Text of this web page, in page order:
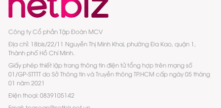
Công ty Cổ phần Tập Đoàn MCV
Địa chỉ: 18bis/22/11 Nguyễn Thị Minh Khai, phường Đa Kao, quận 1,
Thành phố Hồ Chí Minh.
Giấy phép thiết lập trang thông tin điện tử tổng hợp trên mạng số
01/GP-STTTT do Sở Thông tin và Truyền thông TP.HCM cấp ngày 05 tháng
01 năm 2021
Điện thoại: 0839105142